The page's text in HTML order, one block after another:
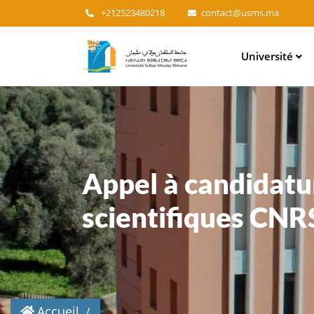
+212523480218 contact@usms.ma
navigation
Université
Appel à
scientifiques